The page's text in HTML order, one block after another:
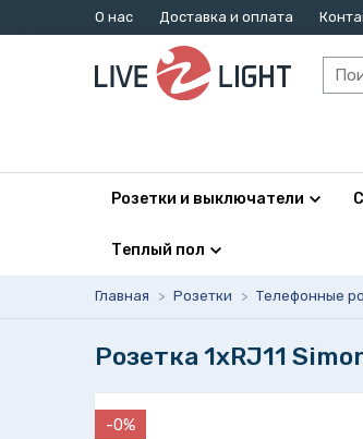
О нас Доставка и оплата
Розетки и выключатели
Теплый пол
Главная > Розетки > Телефонные
Розетка 1xRJ11
-0%